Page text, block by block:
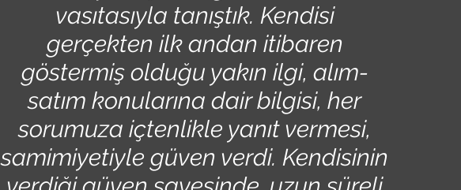
vasıtasıyla tanıştık. Kendisi
gerçekten ilk andan itibaren
göstermiş olduğu yakın ilgi, alım-
satım konularına dair bilgisi, her
sorumuza içtenlikle yanıt vermesi,
samimiyetiyle güven verdi. Kendisinin